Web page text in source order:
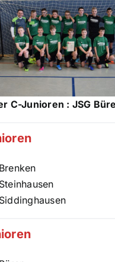
C-Junioren : JSG